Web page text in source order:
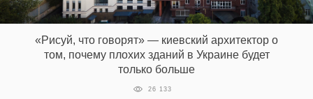
«Рисуй, что говорят» — киевский архитектор о
том, почему плохих зданий в Украине будет
только больше
26 133